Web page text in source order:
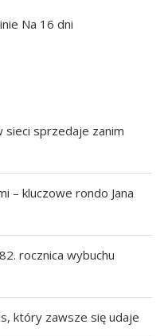
Na 16 dni
sieci sprzedaje zanim
– kluczowe rondo Jana
rocznica wybuchu
który zawsze się udaje